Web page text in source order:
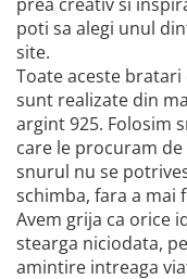
poti sa alegi unul
site.
Toate aceste
sunt realizate din
argint 925. Folosim
care le procuram
snurul nu se
schimba, fara a mai
Avem grija ca orice
stearga niciodata,
amintire intreaga